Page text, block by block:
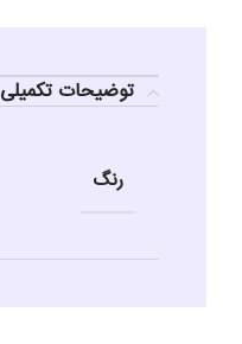
توضیحات تکمیلی
رنگ